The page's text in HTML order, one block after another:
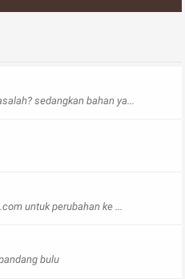
sedangkan bahan ya...
untuk perubahan ke ...
bulu